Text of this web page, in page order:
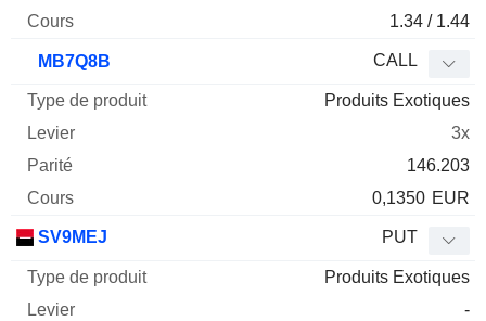
1.34 / 1.44
MB7Q8B CALL
Produits Exotiques
3x
146.203
0,1350 EUR
SV9MEJ PUT
Produits Exotiques
-